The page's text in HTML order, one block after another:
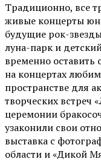
Традиционно, все
живые концерты
будущие рок-
луна-парк и
временно оставить
на концертах
пространстве для
творческих встреч
церемонии
узаконили свои
выставка с
области и «Дикой